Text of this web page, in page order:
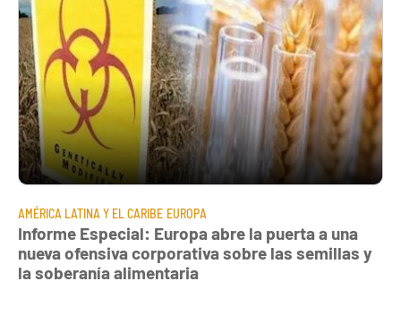
AMÉRICA LATINA Y EL CARIBE EUROPA
Informe Especial: Europa abre la puerta a una
nueva ofensiva corporativa sobre las semillas y
la soberanía alimentaria